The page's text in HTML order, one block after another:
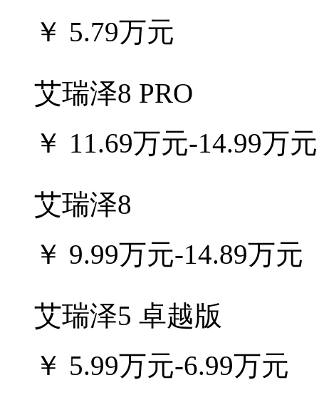
￥ 5.79万元
艾瑞泽8 PRO
￥ 11.69万元-14.99万元
艾瑞泽8
￥ 9.99万元-14.89万元
艾瑞泽5 卓越版
￥ 5.99万元-6.99万元